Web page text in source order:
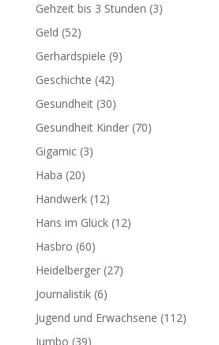
Gehzeit bis 3 Stunden (3)
Geld (52)
Gerhardspiele (9)
Geschichte (42)
Gesundheit(30)
Gesundheit Kinder(70)
Gigamic(3)
Haba (20)
Handwerk(12)
Hans im Glück(12)
Hasbro (60)
Heidelberger(27)
Journalistik(6)
Jugend und Erwachsene (112)
Jumbo (39)